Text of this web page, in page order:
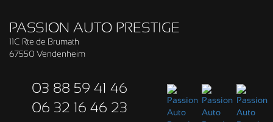
PASSION AUTO PRESTIGE
11C Rte de Brumath
67550 Vendenheim
03 88 59 41 46
06 32 16 46 23